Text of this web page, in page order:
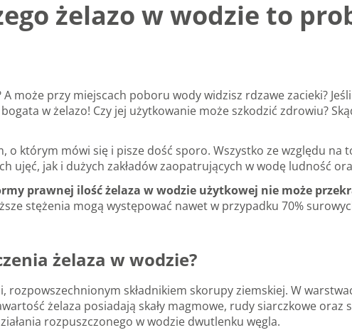
żelazo w wodzie to
może przy miejscach poboru wody widzisz rdzawe zacieki?
w żelazo! Czy jej użytkowanie może szkodzić zdrowiu?
o którym mówi się i pisze dość sporo. Wszystko ze względu na
ujęć, jak i dużych zakładów zaopatrujących w wodę ludność
prawnej ilość żelaza w wodzie użytkowej nie może
stężenia mogą występować nawet w przypadku 70%
żelaza w wodzie?
rozpowszechnionym składnikiem skorupy ziemskiej. W
żelaza posiadają skały magmowe, rudy siarczkowe oraz
rozpuszczonego w wodzie dwutlenku węgla.